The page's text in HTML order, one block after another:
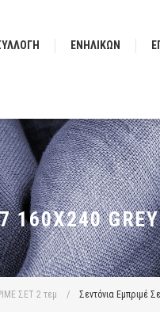
ΕΝΗΛΙΚΩΝ
ΣΕΤ 2 τεμ / Σεντόνια Εμπριμέ
GREY